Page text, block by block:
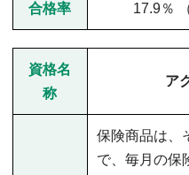
合格率 17.9％
資格名
称
ア
保険商品は、
で、毎月の保